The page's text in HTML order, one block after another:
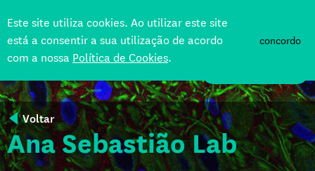
Este site utiliza cookies. Ao utilizar este site
está a consentir a sua utilização de acordo
com a nossa Política de Cookies.
concordo
Voltar
Ana Sebastião Lab